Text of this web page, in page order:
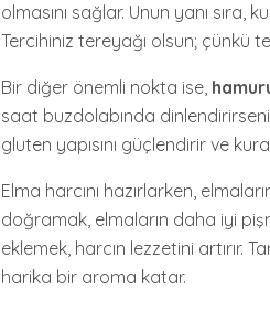
olmasını sağlar. Unun yanı sıra,
Tercihiniz tereyağı olsun; çünkü
Bir diğer önemli nokta ise,
saat buzdolabında
gluten yapısını güçlendirir ve
Elma harcını hazırlarken,
doğramak, elmaların daha iyi
eklemek, harcın lezzetini artırır.
harika bir aroma katar.